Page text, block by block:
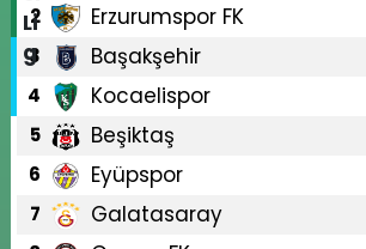
2 Erzurumspor FK
3 Başakşehir
4 Kocaelispor
5 Beşiktaş
6 Eyüpspor
7 Galatasaray